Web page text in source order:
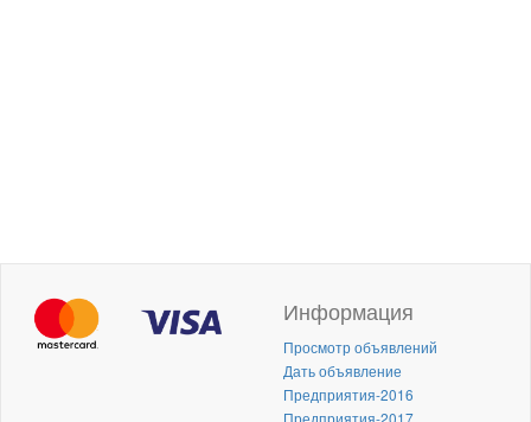
Информация
Просмотр объявлений
Дать объявление
Предприятия-2016
Предприятия-2017